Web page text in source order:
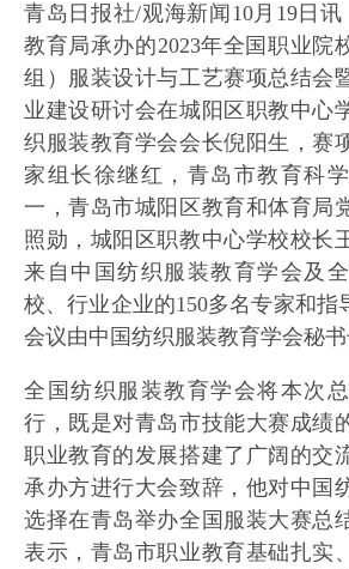
青岛日报社/观海新闻10月19日
教育局承办的2023年全国职业院
组）服装设计与工艺赛项总结会
业建设研讨会在城阳区职教中心
织服装教育学会会长倪阳生，赛
家组长徐继红，青岛市教育科
一，青岛市城阳区教育和体育局
照勋，城阳区职教中心学校校长
来自中国纺织服装教育学会及
校、行业企业的150多名专家和指
会议由中国纺织服装教育学会秘书
全国纺织服装教育学会将本次
行，既是对青岛市技能大赛成绩
职业教育的发展搭建了广阔的交
承办方进行大会致辞，他对中国
选择在青岛举办全国服装大赛总
表示，青岛市职业教育基础扎实